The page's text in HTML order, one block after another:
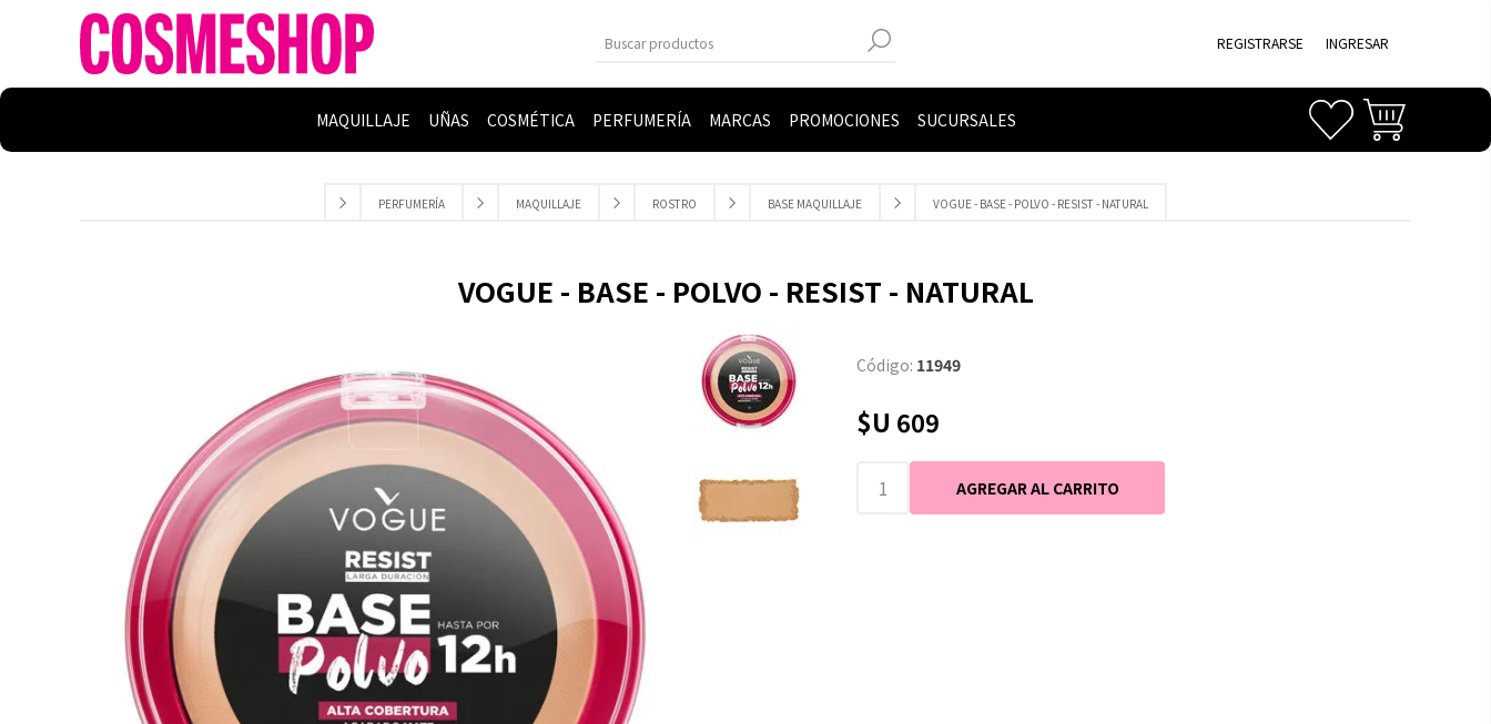
REGISTRARSE INGRESAR
MAQUILLAJE UÑAS COSMÉTICA PERFUMERÍA MARCAS PROMOCIONES SUCURSALES
PERFUMERÍA MAQUILLAJE ROSTRO BASE MAQUILLAJE VOGUE - BASE - POLVO - RESIST - NATURAL
VOGUE - BASE - POLVO - RESIST - NATURAL
Código: 11949
$U 609